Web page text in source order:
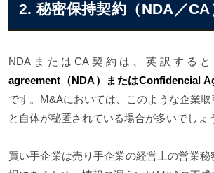
2. 秘密保持契約（NDA／CA
NDAまたはCA契約は、英訳すると
agreement（NDA）またはConfidencial
です。M&Aにおいては、このような企業取
と自体が秘匿されている場合が多いでしょ
買い手企業は売り手企業の経営上の営業